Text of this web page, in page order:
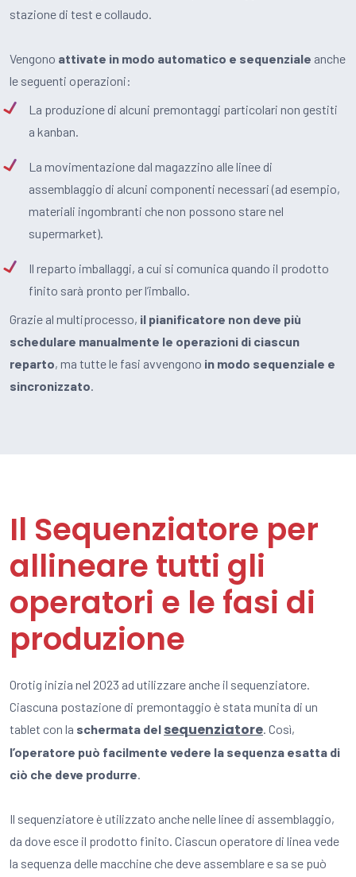
stazione di test e collaudo.
Vengono attivate in modo automatico e sequenziale anche
le seguenti operazioni:
La produzione di alcuni premontaggi particolari non gestiti
a kanban.
La movimentazione dal magazzino alle linee di
assemblaggio di alcuni componenti necessari (ad esempio,
materiali ingombranti che non possono stare nel
supermarket).
Il reparto imballaggi, a cui si comunica quando il prodotto
finito sarà pronto per l’imballo.
Grazie al multiprocesso, il pianificatore non deve più
schedulare manualmente le operazioni di ciascun
reparto, ma tutte le fasi avvengono in modo sequenziale e
sincronizzato.
Il Sequenziatore per
allineare tutti gli
operatori e le fasi di
produzione
Orotig inizia nel 2023 ad utilizzare anche il sequenziatore.
Ciascuna postazione di premontaggio è stata munita di un
tablet con la schermata del sequenziatore. Così,
l’operatore può facilmente vedere la sequenza esatta di
ciò che deve produrre.
Il sequenziatore è utilizzato anche nelle linee di assemblaggio,
da dove esce il prodotto finito. Ciascun operatore di linea vede
la sequenza delle macchine che deve assemblare e sa se può